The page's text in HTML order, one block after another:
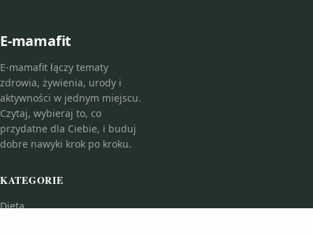
E-mamafit
E-mamafit łączy tematy
zdrowia, żywienia, urody i
aktywności w jednym miejscu.
Czytaj, wybieraj to, co
przydatne dla Ciebie, i buduj
dobre nawyki krok po kroku.
KATEGORIE
Dieta